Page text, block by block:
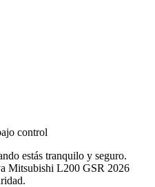
control
estás tranquilo y seguro.
Mitsubishi L200 GSR 2026